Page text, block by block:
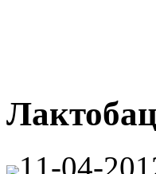
11-04-